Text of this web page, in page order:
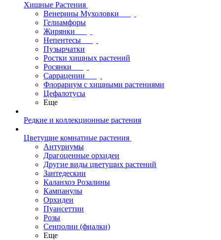
Хищные Растения
Венерины Мухоловки
Гелиамфоры
Жирянки
Непентесы
Пузырчатки
Ростки хищных растений
Росянки
Саррацении
Флорариум с хищными растениями
Цефалотусы
Еще
Редкие и коллекционные растения
Цветущие комнатные растения
Антуриумы
Драгоценные орхидеи
Другие виды цветущих растений
Зантедескии
Каланхоэ Розалины
Кампанулы
Орхидеи
Пуансеттии
Розы
Сенполии (фиалки)
Еще